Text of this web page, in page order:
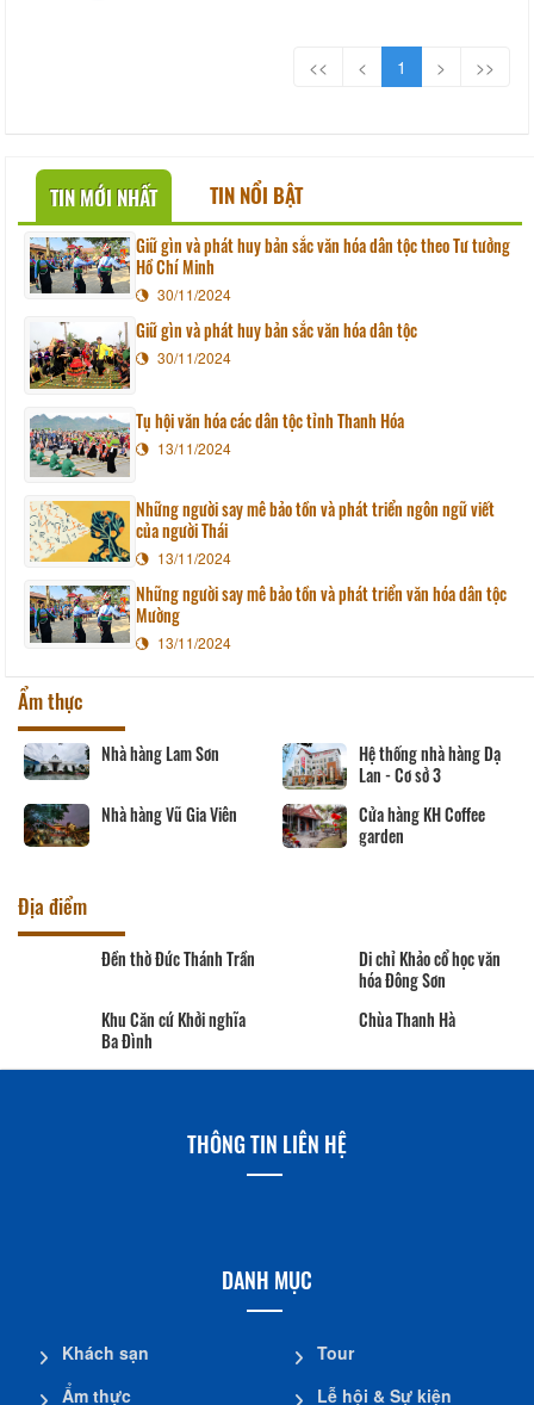
<< < 1 > >>
TIN MỚI NHẤT TIN NỔI BẬT
Giữ gìn và phát huy bản sắc văn hóa dân tộc theo Tư tưởng
Hồ Chí Minh
30/11/2024
Giữ gìn và phát huy bản sắc văn hóa dân tộc
30/11/2024
Tụ hội văn hóa các dân tộc tỉnh Thanh Hóa
13/11/2024
Những người say mê bảo tồn và phát triển ngôn ngữ viết
của người Thái
13/11/2024
Những người say mê bảo tồn và phát triển văn hóa dân tộc
Mường
13/11/2024
Ẩm thực
Nhà hàng Lam Sơn
Hệ thống nhà hàng Dạ
Lan - Cơ sở 3
Nhà hàng Vũ Gia Viên
Cửa hàng KH Coffee
garden
Địa điểm
Đền thờ Đức Thánh Trần
Di chỉ Khảo cổ học văn
hóa Đông Sơn
Khu Căn cứ Khởi nghĩa
Ba Đình
Chùa Thanh Hà
THÔNG TIN LIÊN HỆ
DANH MỤC
Khách sạn
Ẩm thực
Tour
Lễ hội & Sự kiện